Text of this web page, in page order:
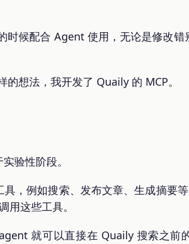
时候配合 Agent 使用，无论是修改
想法，我开发了 Quaily 的 MCP。
验性阶段。
，例如搜索、发布文章、生成摘要
这些工具。
就可以直接在 Quaily 搜索之前